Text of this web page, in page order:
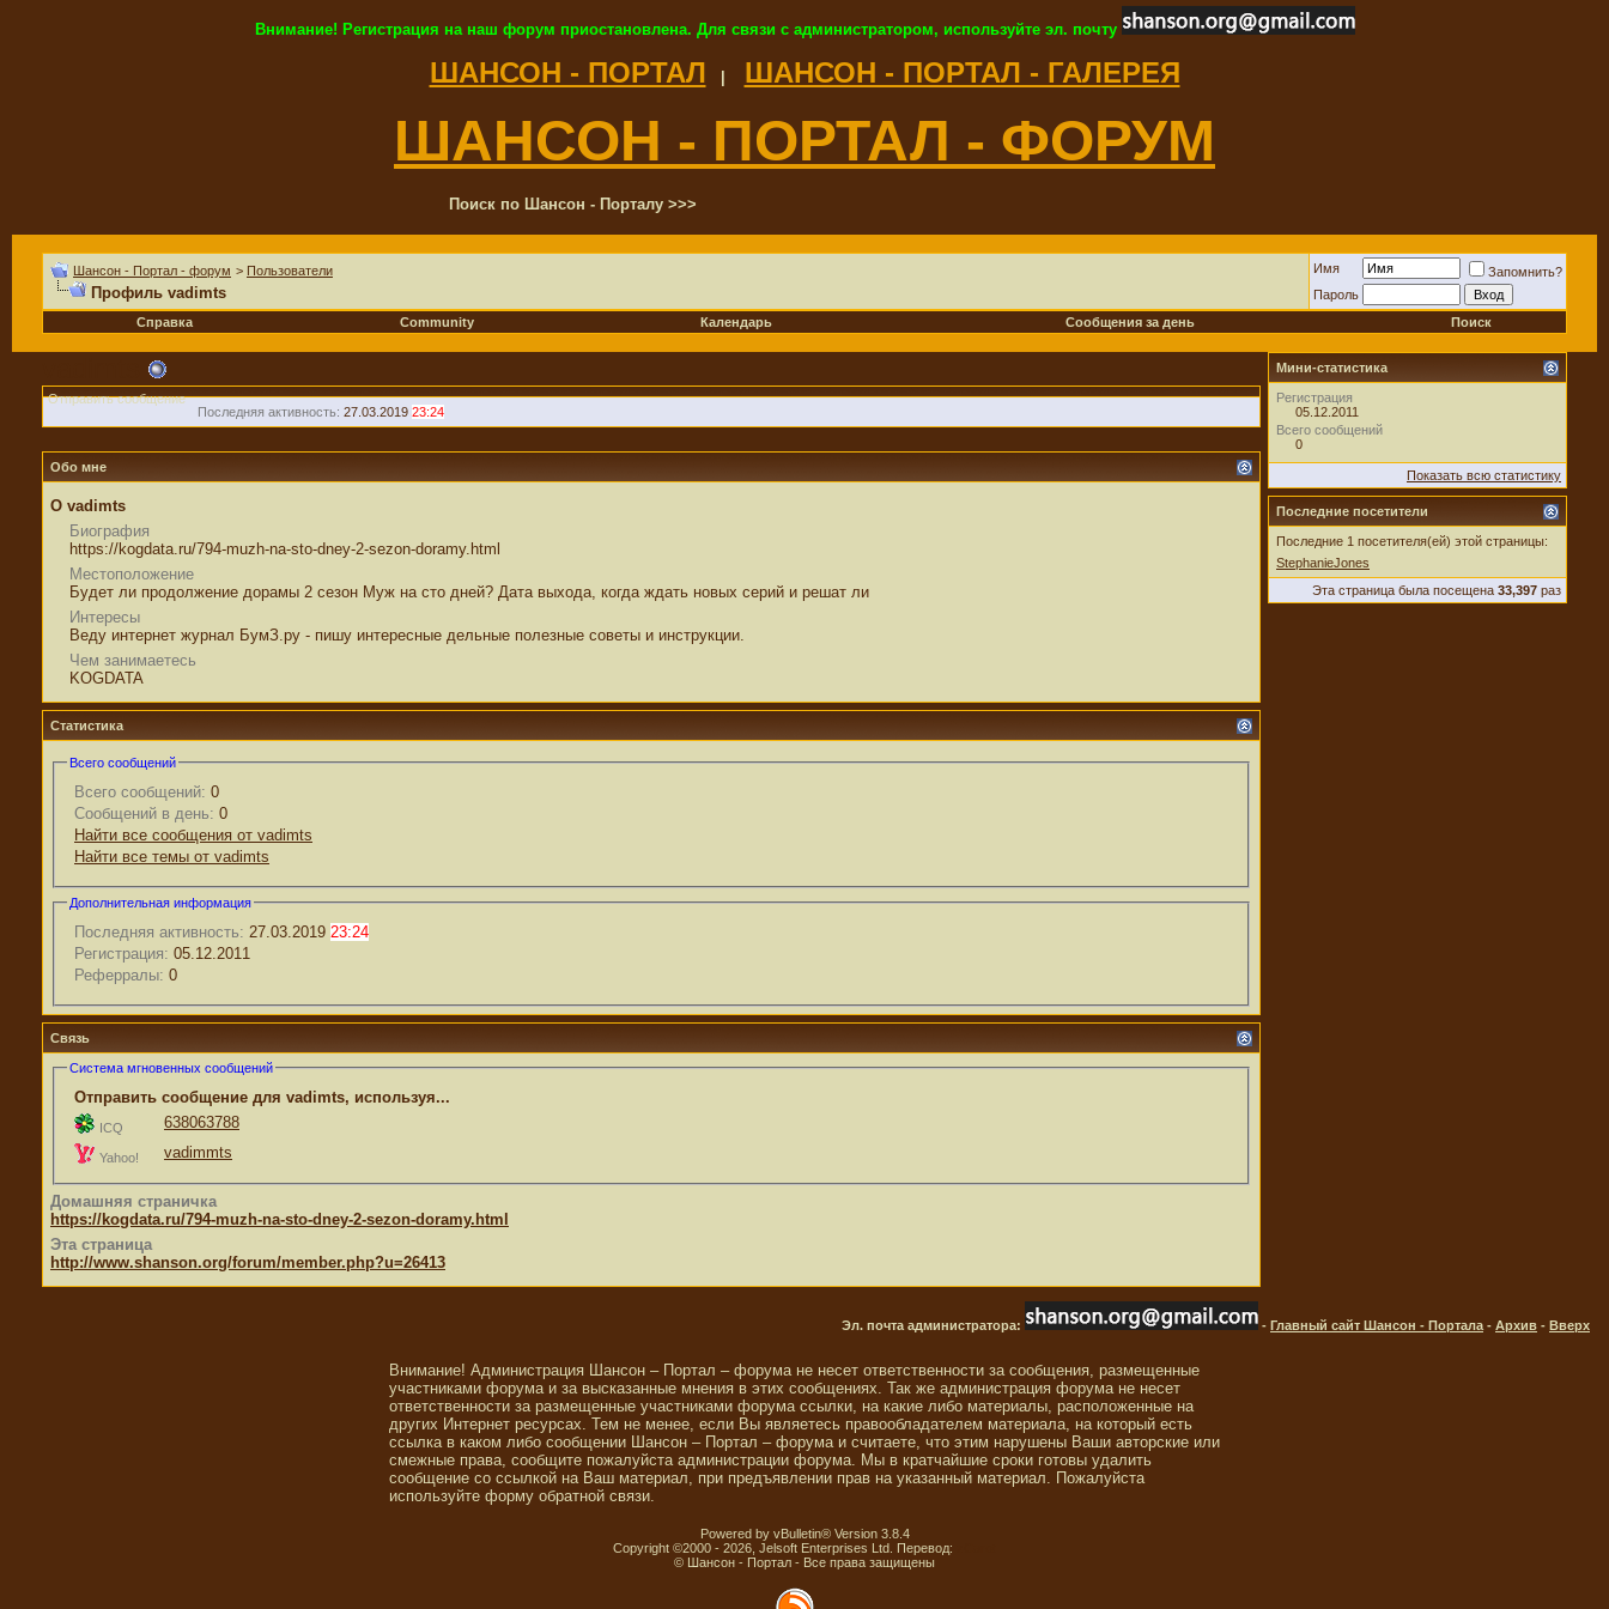
Внимание! Регистрация на наш форум приостановлена. Для связи с администратором, используйте эл. почту
ШАНСОН - ПОРТАЛ ШАНСОН - ПОРТАЛ - ГАЛЕРЕЯ
ШАНСОН - ПОРТАЛ - ФОРУМ
Поиск по Шансон - Порталу >>>
Шансон - Портал - форум > Пользователи
Профиль vadimts
Имя
Запомнить?
Пароль
Справка
Community Календарь Сообщения за день Поиск
Отправить сообщение
Последняя активность: 27.03.2019 23:24
Обо мне
О vadimts
Биография
https://kogdata.ru/794-muzh-na-sto-dney-2-sezon-doramy.html
Местоположение
Будет ли продолжение дорамы 2 сезон Муж на сто дней? Дата выхода, когда ждать новых серий и решат ли
Интересы
Веду интернет журнал БумЗ.ру - пишу интересные дельные полезные советы и инструкции.
Чем занимаетесь
KOGDATA
Статистика
Всего сообщений
Всего сообщений: 0
Сообщений в день: 0
Найти все сообщения от vadimts
Найти все темы от vadimts
Дополнительная информация
Последняя активность: 27.03.2019 23:24
Регистрация: 05.12.2011
Реферралы: 0
Связь
Система мгновенных сообщений
Отправить сообщение для vadimts, используя...
ICQ 638063788
Yahoo! vadimmts
Домашняя страничка
https://kogdata.ru/794-muzh-na-sto-dney-2-sezon-doramy.html
Эта страница
http://www.shanson.org/forum/member.php?u=26413
Мини-статистика
Регистрация
05.12.2011
Всего сообщений
0
Показать всю статистику
Последние посетители
Последние 1 посетителя(ей) этой страницы:
StephanieJones
Эта страница была посещена 33,397 раз
Эл. почта администратора: - Главный сайт Шансон - Портала - Архив - Вверх
Внимание! Администрация Шансон – Портал – форума не несет ответственности за сообщения, размещенные
участниками форума и за высказанные мнения в этих сообщениях. Так же администрация форума не несет
ответственности за размещенные участниками форума ссылки, на какие либо материалы, расположенные на
других Интернет ресурсах. Тем не менее, если Вы являетесь правообладателем материала, на который есть
ссылка в каком либо сообщении Шансон – Портал – форума и считаете, что этим нарушены Ваши авторские или
смежные права, сообщите пожалуйста администрации форума. Мы в кратчайшие сроки готовы удалить
сообщение со ссылкой на Ваш материал, при предъявлении прав на указанный материал. Пожалуйста
используйте форму обратной связи.
Powered by vBulletin® Version 3.8.4
Copyright ©2000 - 2026, Jelsoft Enterprises Ltd. Перевод:
© Шансон - Портал - Все права защищены